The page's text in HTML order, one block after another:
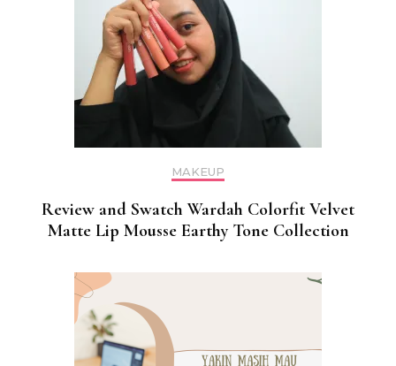
MAKEUP
Review and Swatch Wardah Colorfit Velvet
Matte Lip Mousse Earthy Tone Collection